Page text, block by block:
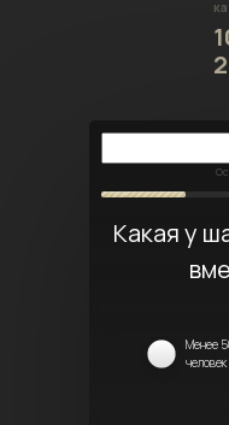
Какая у
Менее
человек